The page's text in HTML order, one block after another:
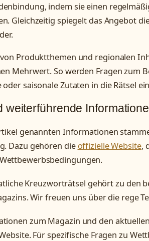
indem sie einen
Gleichzeitig spiegelt das Angebot
Produktthemen und regionalen
Mehrwert. So werden Fragen zum
saisonale Zutaten in die Rätsel
weiterführende
genannten Informationen
Dazu gehören die offizielle Website,
Kreuzworträtsel gehört zu den
Wir freuen uns über die rege
zum Magazin und den
Für spezifische Fragen zu